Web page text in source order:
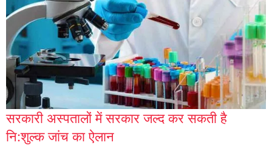
सरकारी अस्पतालों में सरकार जल्द कर सकती है
नि:शुल्क जांच का ऐलान